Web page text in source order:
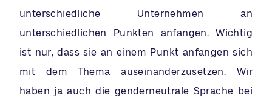
unterschiedliche Unternehmen an
unterschiedlichen Punkten anfangen. Wichtig
ist nur, dass sie an einem Punkt anfangen sich
mit dem Thema auseinanderzusetzen. Wir
haben ja auch die genderneutrale Sprache bei